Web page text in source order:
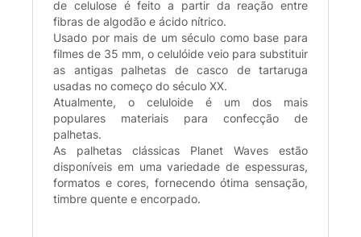
de celulose é feito a partir da reação entre
fibras de algodão e ácido nítrico.
Usado por mais de um século como base para
filmes de 35 mm, o celulóide veio para substituir
as antigas palhetas de casco de tartaruga
usadas no começo do século XX.
Atualmente, o celuloide é um dos mais
populares materiais para confecção de
palhetas.
As palhetas clássicas Planet Waves estão
disponíveis em uma variedade de espessuras,
formatos e cores, fornecendo ótima sensação,
timbre quente e encorpado.